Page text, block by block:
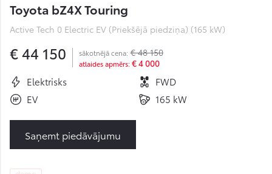
Toyota bZ4X Touring
Active Tech 0 Electric EV (Priekšējā piedziņa) (165 kW)
€ 44 150 sākotnējā cena: € 48 150
atlaides apmērs: € 4 000
Elektrisks
FWD
EV
165 kW
Saņemt piedāvājumu